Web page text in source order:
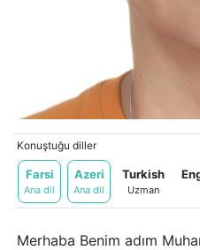
Konuştuğu diller
Farsi
Ana dil
Azeri
Ana dil
Turkish
Uzman
Merhaba Benim adım